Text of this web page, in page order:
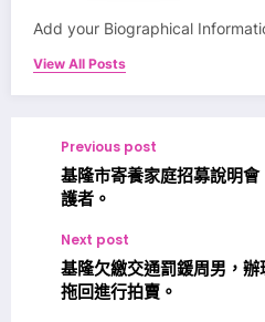
Add your Biographical
View All Posts
Previous post
基隆市寄養家庭招募說明
護者。
Next post
基隆欠繳交通罰鍰周男，
拖回進行拍賣。